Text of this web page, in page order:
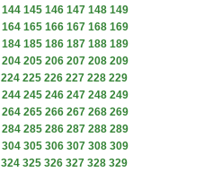
144 145 146 147 148 149
164 165 166 167 168 169
184 185 186 187 188 189
204 205 206 207 208 209
224 225 226 227 228 229
244 245 246 247 248 249
264 265 266 267 268 269
284 285 286 287 288 289
304 305 306 307 308 309
324 325 326 327 328 329